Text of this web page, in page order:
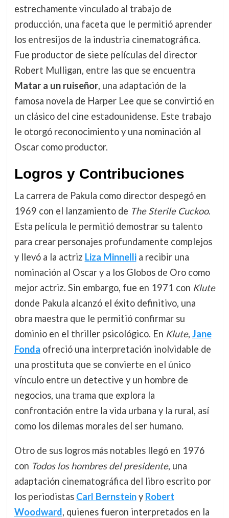
estrechamente vinculado al trabajo de
producción, una faceta que le permitió aprender
los entresijos de la industria cinematográfica.
Fue productor de siete películas del director
Robert Mulligan, entre las que se encuentra
Matar a un ruiseñor, una adaptación de la
famosa novela de Harper Lee que se convirtió en
un clásico del cine estadounidense. Este trabajo
le otorgó reconocimiento y una nominación al
Oscar como productor.
Logros y Contribuciones
La carrera de Pakula como director despegó en
1969 con el lanzamiento de The Sterile Cuckoo.
Esta película le permitió demostrar su talento
para crear personajes profundamente complejos
y llevó a la actriz Liza Minnellia recibir una
nominación al Oscar y a los Globos de Oro como
mejor actriz. Sin embargo, fue en 1971 con Klute
donde Pakula alcanzó el éxito definitivo, una
obra maestra que le permitió confirmar su
dominio en el thriller psicológico. En Klute, Jane
Fonda ofreció una interpretación inolvidable de
una prostituta que se convierte en el único
vínculo entre un detective y un hombre de
negocios, una trama que explora la
confrontación entre la vida urbana y la rural, así
como los dilemas morales del ser humano.
Otro de sus logros más notables llegó en 1976
con Todos los hombres del presidente, una
adaptación cinematográfica del libro escrito por
los periodistas Carl Bernsteiny Robert
Woodward, quienes fueron interpretados en la